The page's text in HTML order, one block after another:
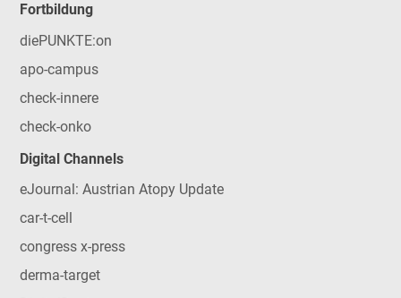
Fortbildung
diePUNKTE:on
apo-campus
check-innere
check-onko
Digital Channels
eJournal: Austrian Atopy Update
car-t-cell
congress x-press
derma-target